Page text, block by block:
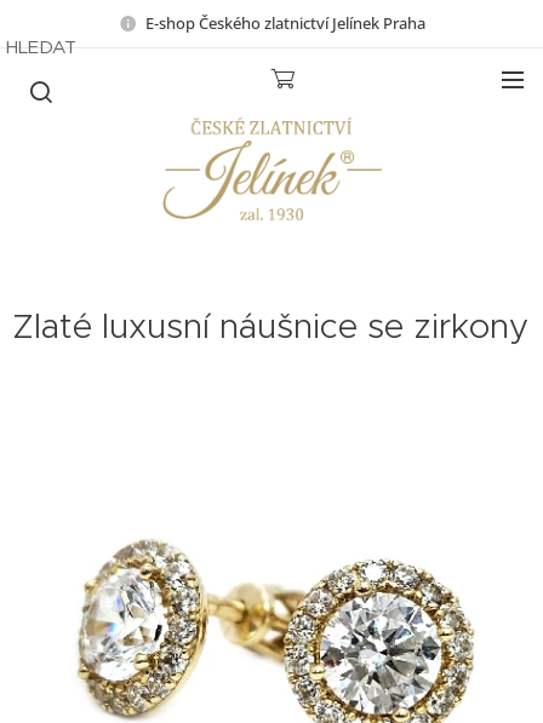
E-shop Českého zlatnictví Jelínek Praha
HLEDAT
Zlaté luxusní náušnice se zirkony